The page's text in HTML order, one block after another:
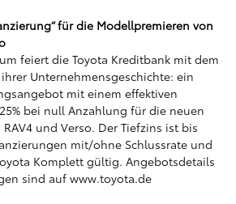
für die Modellpremieren von
feiert die Toyota Kreditbank mit dem
Unternehmensgeschichte: ein
mit einem effektiven
bei null Anzahlung für die neuen
und Verso. Der Tiefzins ist bis
mit/ohne Schlussrate und
Komplett gültig. Angebotsdetails
sind auf www.toyota.de